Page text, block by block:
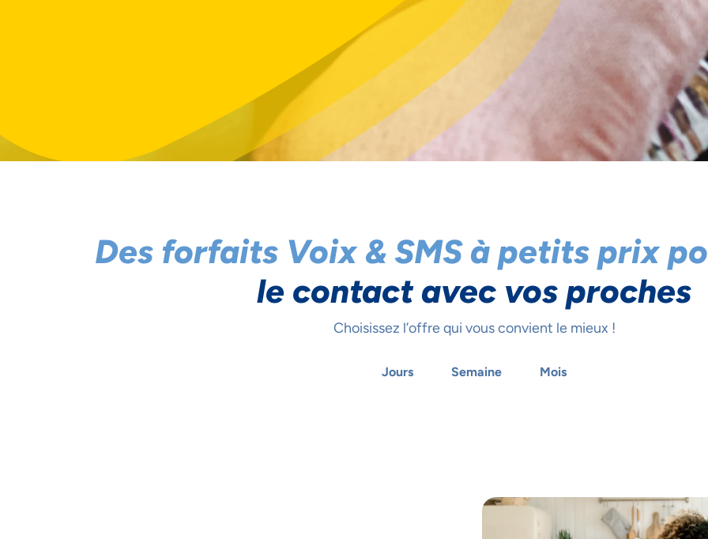
Des forfaits Voix & SMS à petits prix
le contact avec vos proches
Choisissez l’offre qui vous convient le mieux !
Jours Semaine Mois